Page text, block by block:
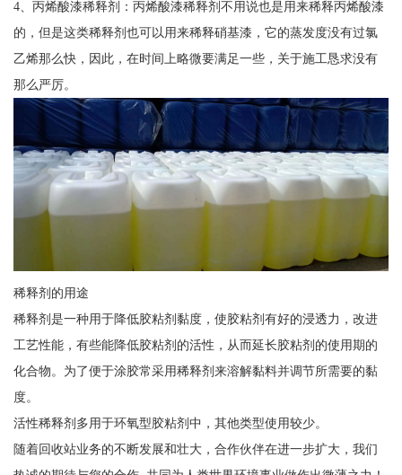
4、丙烯酸漆稀释剂：丙烯酸漆稀释剂不用说也是用来稀释丙烯酸漆
的，但是这类稀释剂也可以用来稀释硝基漆，它的蒸发度没有过氯
乙烯那么快，因此，在时间上略微要满足一些，关于施工恳求没有
那么严厉。
稀释剂的用途
稀释剂是一种用于降低胶粘剂黏度，使胶粘剂有好的浸透力，改进
工艺性能，有些能降低胶粘剂的活性，从而延长胶粘剂的使用期的
化合物。为了便于涂胶常采用稀释剂来溶解黏料并调节所需要的黏
度。
活性稀释剂多用于环氧型胶粘剂中，其他类型使用较少。
随着回收站业务的不断发展和壮大，合作伙伴在进一步扩大，我们